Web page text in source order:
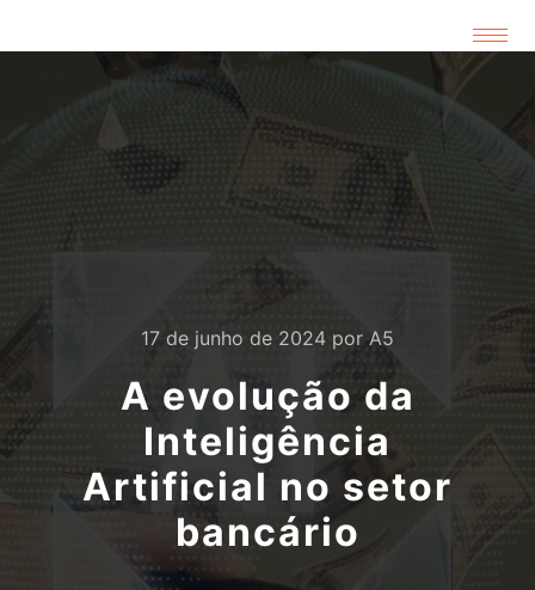
17 de junho de 2024 por A5
A evolução da
Inteligência
Artificial no setor
bancário